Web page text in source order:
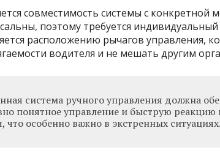
совместимость системы с конкретной
поэтому требуется
расположению рычагов управления,
водителя и не мешать другим
система ручного управления должна
понятное управление и быструю реакцию
что особенно важно в экстренных ситуациях.